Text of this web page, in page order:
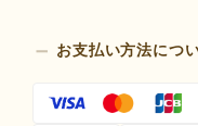
お支払い方法につ